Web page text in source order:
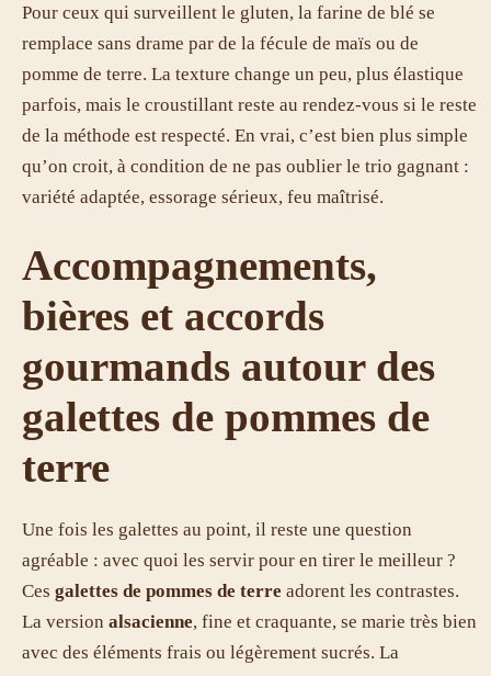
Pour ceux qui surveillent le gluten, la farine de blé se
remplace sans drame par de la fécule de maïs ou de
pomme de terre. La texture change un peu, plus élastique
parfois, mais le croustillant reste au rendez-vous si le reste
de la méthode est respecté. En vrai, c’est bien plus simple
qu’on croit, à condition de ne pas oublier le trio gagnant :
variété adaptée, essorage sérieux, feu maîtrisé.
Accompagnements,
bières et accords
gourmands autour des
galettes de pommes de
terre
Une fois les galettes au point, il reste une question
agréable : avec quoi les servir pour en tirer le meilleur ?
Ces galettes de pommes de terre adorent les contrastes.
La version alsacienne, fine et craquante, se marie très bien
avec des éléments frais ou légèrement sucrés. La